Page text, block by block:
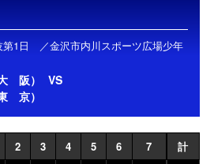
1日 ／金沢市内川スポーツ広場少年
阪）
VS
京）
2 3 4 5 6 7
計